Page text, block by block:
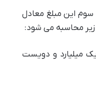
با ۹۰۰ میلیون تومان است، یک سوم این مبلغ معادل
میلیارد و دویست